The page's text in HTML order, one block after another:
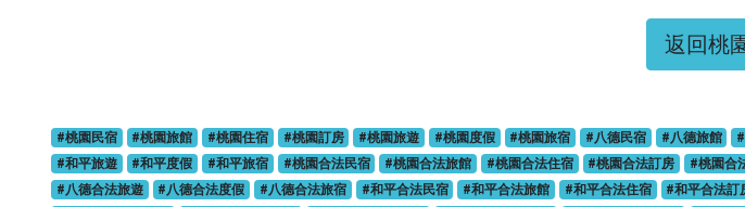
返回桃
#桃園民宿 #桃園旅館 #桃園住宿 #桃園訂房 #桃園旅遊 #桃園度假 #桃園旅宿 #八德民宿 #八德旅館
#和平旅遊
#和平度假 #和平旅宿 #桃園合法民宿 #桃園合法旅館 #桃園合法住宿 #桃園合法訂房 #桃園合
#八德合法旅遊
#八德合法度假 #八德合法旅宿 #和平合法民宿 #和平合法旅館 #和平合法住宿 #和平合法訂